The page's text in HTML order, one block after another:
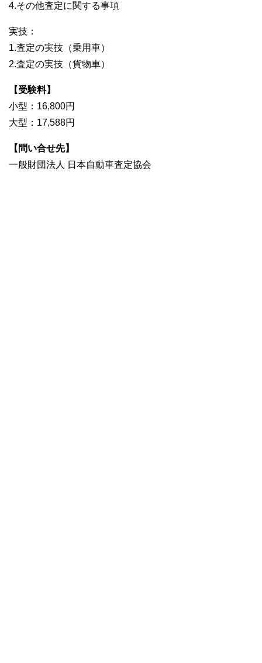
4.その他査定に関する事項
実技：
1.査定の実技（乗用車）
2.査定の実技（貨物車）
【受験料】
小型：16,800円
大型：17,588円
【問い合せ先】
一般財団法人 日本自動車査定協会